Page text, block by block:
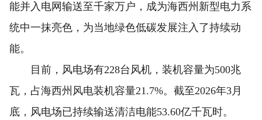
能并入电网输送至千家万户，成为海西州新型电力系
统中一抹亮色，为当地绿色低碳发展注入了持续动
能。
目前，风电场有228台风机，装机容量为500兆
瓦，占海西州风电装机容量21.7%。截至2026年3月
底，风电场已持续输送清洁电能53.60亿千瓦时。